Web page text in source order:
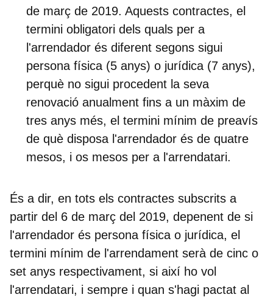
de març de 2019. Aquests contractes, el
termini obligatori dels quals per a
l'arrendador és diferent segons sigui
persona física (5 anys) o jurídica (7 anys),
perquè no sigui procedent la seva
renovació anualment fins a un màxim de
tres anys més, el termini mínim de preavís
de què disposa l'arrendador és de quatre
mesos, i os mesos per a l'arrendatari.
És a dir, en tots els contractes subscrits a
partir del 6 de març del 2019, depenent de si
l'arrendador és persona física o jurídica, el
termini mínim de l'arrendament serà de cinc o
set anys respectivament, si així ho vol
l'arrendatari, i sempre i quan s'hagi pactat al